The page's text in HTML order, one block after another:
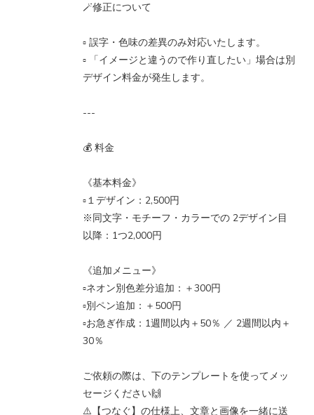
🪄修正について
▫️ 誤字・色味の差異のみ対応いたします。
▫️ 「イメージと違うので作り直したい」場合は別
デザイン料金が発生します。
---
💰 料金
《基本料金》
▫️１デザイン：2,500円
※同文字・モチーフ・カラーでの 2デザイン目
以降：1つ2,000円
《追加メニュー》
▫️ネオン別色差分追加：＋300円
▫️別ペン追加：＋500円
▫️お急ぎ作成：1週間以内＋50％ ／ 2週間以内＋
30％
ご依頼の際は、下のテンプレートを使ってメッ
セージください🙌
⚠️【つなぐ】の仕様上、文章と画像を一緒に送